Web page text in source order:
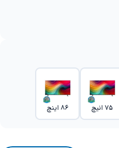
75 انیچ 86 اینچ